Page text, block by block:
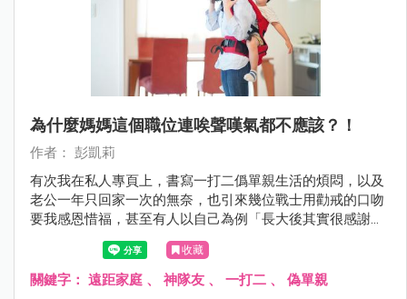
為什麼媽媽這個職位連唉聲嘆氣都不應該？！
作者： 彭凱莉
有次我在私人專頁上，書寫一打二僞單親生活的煩悶，以及
老公一年只回家一次的無奈，也引來幾位戰士用勸戒的口吻
要我感恩惜福，甚至有人以自己為例「長大後其實很感謝爸
爸出門賺錢給他們一家，讓他們無後顧之憂」，壓根沒想到
他媽才是那個能讓他爸出遠門都不擔心的關鍵！
收藏
關鍵字： 遠距家庭 、 神隊友 、 一打二 、 偽單親